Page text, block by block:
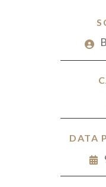
DATA